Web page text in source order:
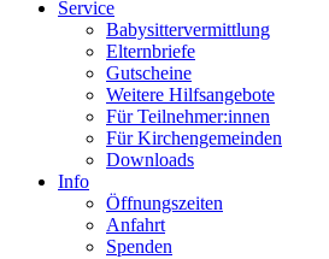
Service
Babysittervermittlung
Elternbriefe
Gutscheine
Weitere Hilfsangebote
Für Teilnehmer:innen
Für Kirchengemeinden
Downloads
Info
Öffnungszeiten
Anfahrt
Spenden